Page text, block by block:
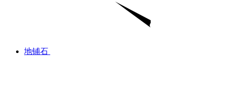
地铺石